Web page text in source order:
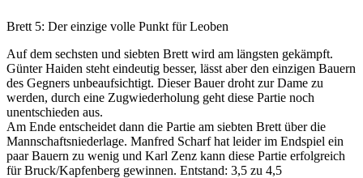
Brett 5: Der einzige volle Punkt für Leoben
Auf dem sechsten und siebten Brett wird am längsten gekämpft.
Günter Haiden steht eindeutig besser, lässt aber den einzigen Bauern
des Gegners unbeaufsichtigt. Dieser Bauer droht zur Dame zu
werden, durch eine Zugwiederholung geht diese Partie noch
unentschieden aus.
Am Ende entscheidet dann die Partie am siebten Brett über die
Mannschaftsniederlage. Manfred Scharf hat leider im Endspiel ein
paar Bauern zu wenig und Karl Zenz kann diese Partie erfolgreich
für Bruck/Kapfenberg gewinnen. Entstand: 3,5 zu 4,5